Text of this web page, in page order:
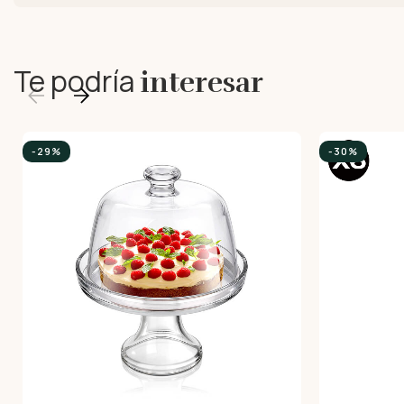
Te podríainteresar
-29% -30%